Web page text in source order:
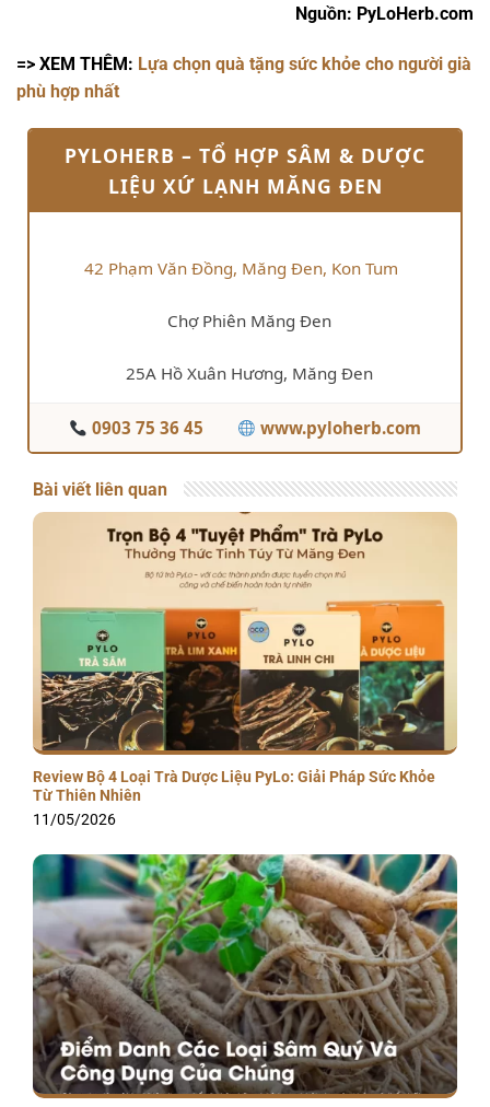
Nguồn: PyLoHerb.com
=> XEM THÊM: Lựa chọn quà tặng sức khỏe cho người già
phù hợp nhất
PYLOHERB – TỔ HỢP SÂM & DƯỢC
LIỆU XỨ LẠNH MĂNG ĐEN
42 Phạm Văn Đồng, Măng Đen, Kon Tum
Chợ Phiên Măng Đen
25A Hồ Xuân Hương, Măng Đen
0903 75 36 45 www.pyloherb.com
Bài viết liên quan
Review Bộ 4 Loại Trà Dược Liệu PyLo: Giải Pháp Sức Khỏe
Từ Thiên Nhiên
11/05/2026